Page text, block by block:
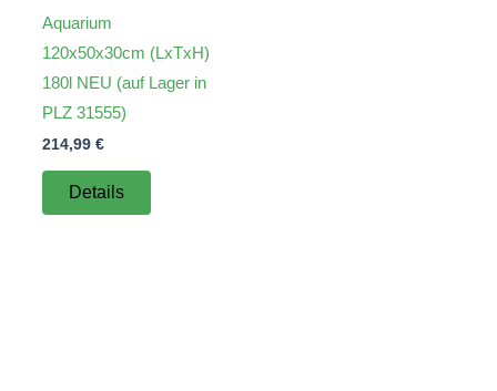
Aquarium
120x50x30cm (LxTxH)
180l NEU (auf Lager in
PLZ 31555)
214,99 €
Details